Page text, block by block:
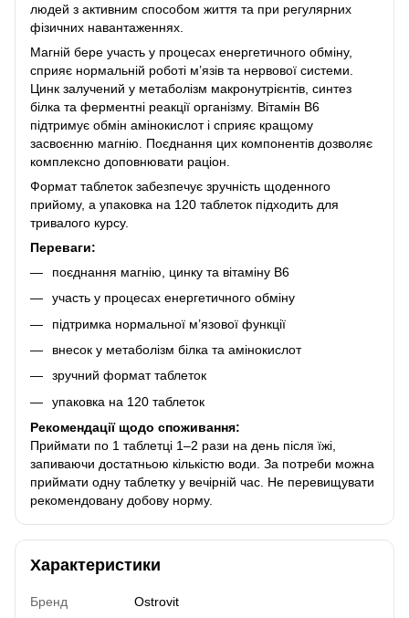
людей з активним способом життя та при регулярних
фізичних навантаженнях.
Магній бере участь у процесах енергетичного обміну,
сприяє нормальній роботі м’язів та нервової системи.
Цинк залучений у метаболізм макронутрієнтів, синтез
білка та ферментні реакції організму. Вітамін B6
підтримує обмін амінокислот і сприяє кращому
засвоєнню магнію. Поєднання цих компонентів дозволяє
комплексно доповнювати раціон.
Формат таблеток забезпечує зручність щоденного
прийому, а упаковка на 120 таблеток підходить для
тривалого курсу.
Переваги:
поєднання магнію, цинку та вітаміну B6
участь у процесах енергетичного обміну
підтримка нормальної м’язової функції
внесок у метаболізм білка та амінокислот
зручний формат таблеток
упаковка на 120 таблеток
Рекомендації щодо споживання:
Приймати по 1 таблетці 1–2 рази на день після їжі,
запиваючи достатньою кількістю води. За потреби можна
приймати одну таблетку у вечірній час. Не перевищувати
рекомендовану добову норму.
Характеристики
Бренд
Ostrovit